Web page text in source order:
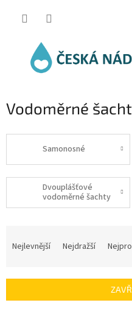
Vodoměrné
Samonosné
Dvouplášťové
vodoměrné šachty
í
Nejlevnější Nejdražší